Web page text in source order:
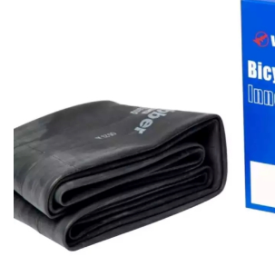
https://www.doctortrotineta.ro/frane
Placute de frana
Manete de frana
Etrieri
https://www.doctortrotineta.ro/lumini
Stop trotineta
Faruri
https://www.doctortrotineta.ro/cadru